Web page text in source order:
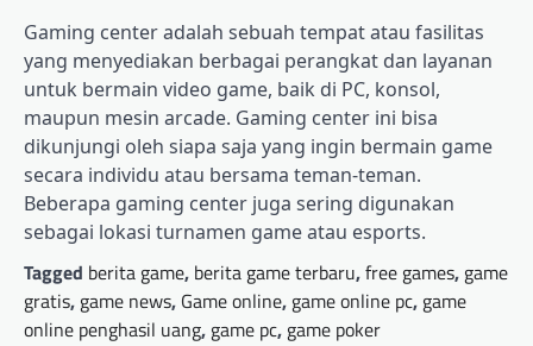
Gaming center adalah sebuah tempat atau fasilitas
yang menyediakan berbagai perangkat dan layanan
untuk bermain video game, baik di PC, konsol,
maupun mesin arcade. Gaming center ini bisa
dikunjungi oleh siapa saja yang ingin bermain game
secara individu atau bersama teman-teman.
Beberapa gaming center juga sering digunakan
sebagai lokasi turnamen game atau esports.
Tagged berita game, berita game terbaru,free games, game
gratis, game news, Game online, game online pc, game
online penghasil uang, game pc, game poker